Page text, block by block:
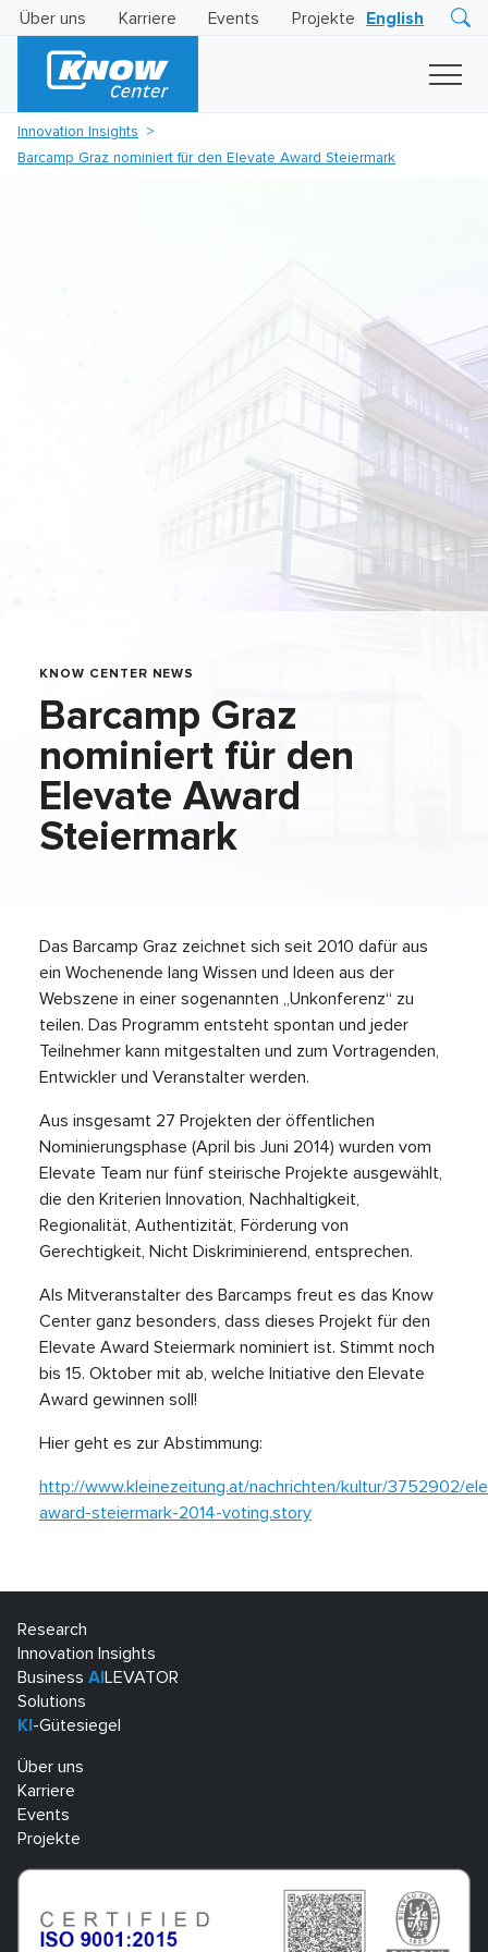
Über uns Karriere Events Projekte English
Business
Innovation Insights
Barcamp Graz nominiert für den Elevate Award Steiermark
KNOW CENTER NEWS
Barcamp Graz
nominiert für den
Elevate Award
Steiermark
Das Barcamp Graz zeichnet sich seit 2010 dafür aus
ein Wochenende lang Wissen und Ideen aus der
Webszene in einer sogenannten „Unkonferenz“ zu
teilen. Das Programm entsteht spontan und jeder
Teilnehmer kann mitgestalten und zum Vortragenden,
Entwickler und Veranstalter werden.
Aus insgesamt 27 Projekten der öffentlichen
Nominierungsphase (April bis Juni 2014) wurden vom
Elevate Team nur fünf steirische Projekte ausgewählt,
die den Kriterien Innovation, Nachhaltigkeit,
Regionalität, Authentizität, Förderung von
Gerechtigkeit, Nicht Diskriminierend, entsprechen.
Als Mitveranstalter des Barcamps freut es das Know
Center ganz besonders, dass dieses Projekt für den
Elevate Award Steiermark nominiert ist. Stimmt noch
bis 15. Oktober mit ab, welche Initiative den Elevate
Award gewinnen soll!
Hier geht es zur Abstimmung:
http://www.kleinezeitung.at/nachrichten/kultur/3752902/
award-steiermark-2014-voting.story
Research
Innovation Insights
Business AI LEVATOR
Solutions
KI -Gütesiegel
Über uns
Karriere
Events
Projekte